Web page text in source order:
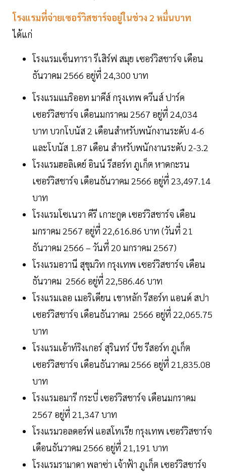
โรงแรมที่จ่ายเซอร์วิสชาร์จอยู่ในช่วง 2 หมื่นบาท
ได้แก่
โรงแรมเซ็นทารา รีเสิร์ฟ สมุย เซอร์วิสชาร์จ เดือน
ธันวาคม 2566 อยู่ที่ 24,300 บาท
โรงแรมแมริออท มาคีส์ กรุงเทพ ควีนส์ ปาร์ค
เซอร์วิสชาร์จ เดือนมกราคม 2567 อยู่ที่ 24,034
บาท บวกโบนัส 2 เดือนสำหรับพนักงานระดับ 4-6
และโบนัส 1.87 เดือน สำหรับพนักงานระดับ 2-3.2
โรงแรมฮอลิเดย์ อินน์ รีสอร์ท ภูเก็ต หาดกะรน
เซอร์วิสชาร์จ เดือนธันวาคม 2566 อยู่ที่ 23,497.14
บาท
โรงแรมโซเนวา คีรี เกาะกูด เซอร์วิสชาร์จ เดือน
มกราคม 2567 อยู่ที่ 22,616.86 บาท (วันที่ 21
ธันวาคม 2566 – วันที่ 20 มกราคม 2567)
โรงแรมอวานี สุขุมวิท กรุงเทพ เซอร์วิสชาร์จ เดือน
ธันวาคม 2566 อยู่ที่ 22,586.46 บาท
โรงแรมเลอ เมอริเดียน เขาหลัก รีสอร์ท แอนด์ สปา
เซอร์วิสชาร์จ เดือนธันวาคม 2566 อยู่ที่ 22,065.75
บาท
โรงแรมเอ้าท์ริงเกอร์ สุรินทร์ บีช รีสอร์ท ภูเก็ต
เซอร์วิสชาร์จ เดือนธันวาคม 2566 อยู่ที่ 21,835.08
บาท
โรงแรมอมารี กระบี่ เซอร์วิสชาร์จ เดือนมกราคม
2567 อยู่ที่ 21,347 บาท
โรงแรมวอลดอร์ฟ แอสโทเรีย กรุงเทพ เซอร์วิสชาร์จ
เดือนธันวาคม 2566 อยู่ที่ 21,191 บาท
โรงแรมรามาดา พลาซ่า เจ้าฟ้า ภูเก็ต เซอร์วิสชาร์จ